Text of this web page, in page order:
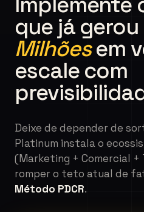
que já gerou
Milhõesem
escale com
Deixe de depender de
Platinum instala o
(Marketing + Comercial +
romper o teto atual de
Método PDCR.